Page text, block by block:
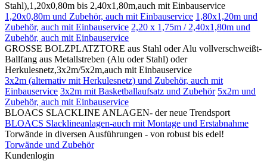
Stahl),1,20x0,80m bis 2,40x1,80m,auch mit Einbauservice
1,20x0,80m und Zubehör, auch mit Einbauservice 1,80x1,20m und
Zubehör, auch mit Einbauservice 2,20 x 1,75m / 2,40x1,80m und
Zubehör, auch mit Einbauservice
GROSSE BOLZPLATZTORE aus Stahl oder Alu vollverschweißt-
Ballfang aus Metallstreben (Alu oder Stahl) oder
Herkulesnetz,3x2m/5x2m,auch mit Einbauservice
3x2m (alternativ mit Herkulesnetz) und Zubehör, auch mit
Einbauservice 3x2m mit Basketballaufsatz und Zubehör 5x2m und
Zubehör, auch mit Einbauservice
BLOACS SLACKLINE ANLAGEN- der neue Trendsport
BLOACS Slacklineanlagen-auch mit Montage und Erstabnahme
Torwände in diversen Ausführungen - von robust bis edel!
Torwände und Zubehör
Kundenlogin